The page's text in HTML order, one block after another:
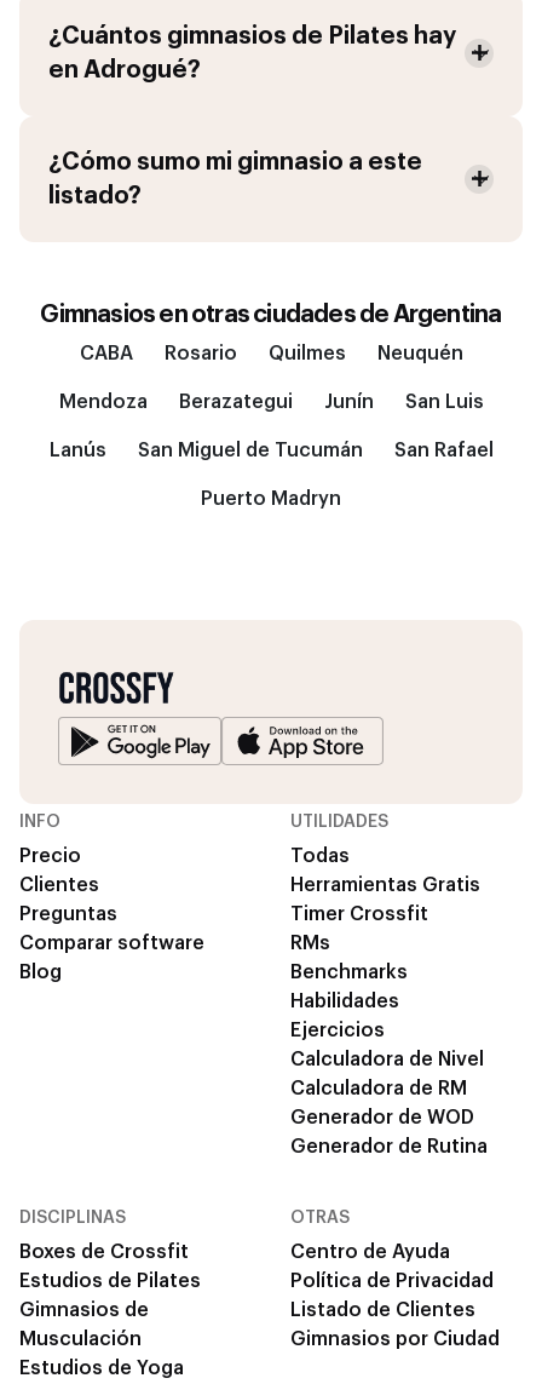
¿Cuántos gimnasios de Pilates hay
en Adrogué?
¿Cómo sumo mi gimnasio a este
listado?
Gimnasios en otras ciudades de Argentina
CABA Rosario Quilmes Neuquén
Mendoza Berazategui Junín San Luis
Lanús San Miguel de Tucumán San Rafael
Puerto Madryn
INFO
Precio
Clientes
Preguntas
Comparar software
Blog
UTILIDADES
Todas
Herramientas Gratis
Timer Crossfit
RMs
Benchmarks
Habilidades
Ejercicios
Calculadora de Nivel
Calculadora de RM
Generador de WOD
Generador de Rutina
DISCIPLINAS
Boxes de Crossfit
Estudios de Pilates
Gimnasios de
Musculación
Estudios de Yoga
OTRAS
Centro de Ayuda
Política de Privacidad
Listado de Clientes
Gimnasios por Ciudad